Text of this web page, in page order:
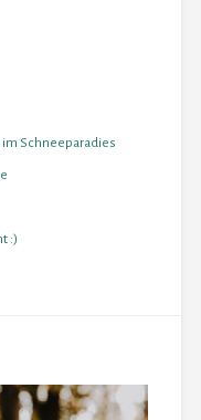
Schneeparadies
:)